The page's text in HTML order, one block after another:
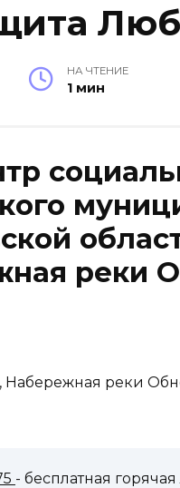
НА ЧТЕНИЕ
1 мин
реки
Набережная реки
- бесплатная